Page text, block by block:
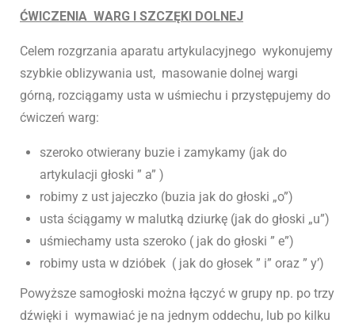
ĆWICZENIA WARG I SZCZĘKI DOLNEJ
Celem rozgrzania aparatu artykulacyjnego wykonujemy
szybkie oblizywania ust, masowanie dolnej wargi
górną, rozciągamy usta w uśmiechu i przystępujemy do
ćwiczeń warg:
szeroko otwierany buzie i zamykamy (jak do
artykulacji głoski ” a” )
robimy z ust jajeczko (buzia jak do głoski „o”)
usta ściągamy w malutką dziurkę (jak do głoski „u”)
uśmiechamy usta szeroko ( jak do głoski ” e”)
robimy usta w dzióbek ( jak do głosek ” i” oraz ” y’)
Powyższe samogłoski można łączyć w grupy np. po trzy
dźwięki i wymawiać je na jednym oddechu, lub po kilku